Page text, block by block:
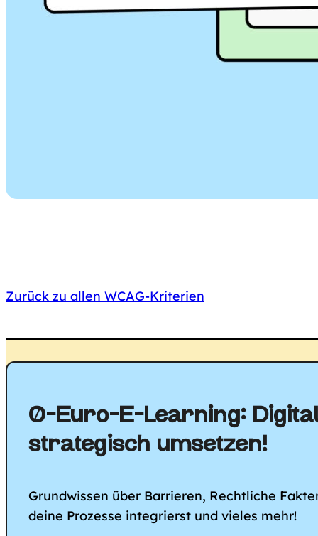
Zurück zu allen WCAG-Kriterien
0-Euro-E-Learning:
strategisch umsetzen!
Grundwissen über Barrieren, Rechtliche
deine Prozesse integrierst und vieles mehr!